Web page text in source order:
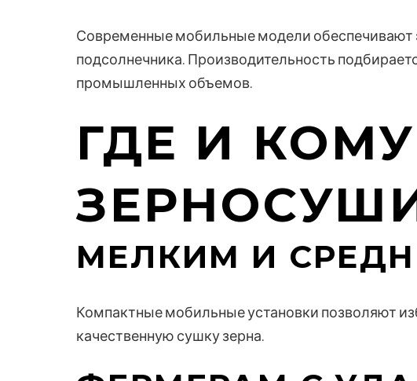
Современные мобильные модели обеспечивают
подсолнечника. Производительность
промышленных объемов.
ГДЕ И
МЕЛКИМ И
Компактные мобильные установки позволяют
качественную сушку зерна.